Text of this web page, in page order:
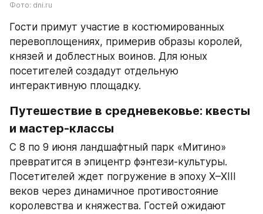
Фото: dni.ru
Гости примут участие в костюмированных
перевоплощениях, примерив образы королей,
князей и доблестных воинов. Для юных
посетителей создадут отдельную
интерактивную площадку.
Путешествие в средневековье: квесты
и мастер-классы
С 8 по 9 июня ландшафтный парк «Митино»
превратится в эпицентр фэнтези-культуры.
Посетителей ждет погружение в эпоху X–XIII
веков через динамичное противостояние
королевства и княжества. Гостей ожидают